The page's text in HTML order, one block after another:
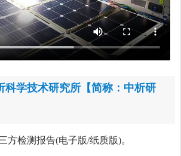
科学技术研究所【简称：中析研
方检测报告(电子版/纸质版)。